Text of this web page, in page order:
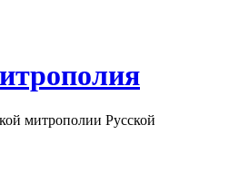
митрополии Русской